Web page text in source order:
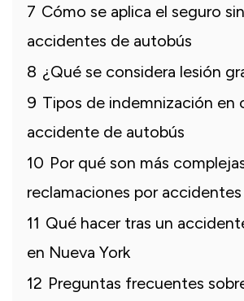
7 Cómo se aplica el seguro
accidentes de autobús
8 ¿Qué se considera lesión
9 Tipos de indemnización en
accidente de autobús
10 Por qué son más
reclamaciones por
11 Qué hacer tras un
en Nueva York
12 Preguntas frecuentes